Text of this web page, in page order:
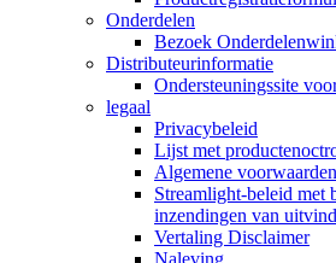
Onderdelen
Bezoek
Distributeurinformatie
Ondersteuningssite
legaal
Privacybeleid
Lijst met
Algemene voorwaarden
Streamlight-beleid met
inzendingen van
Vertaling Disclaimer